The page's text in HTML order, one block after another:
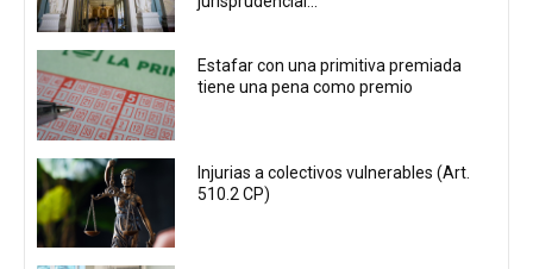
Estafar con una primitiva premiada
tiene una pena como premio
Injurias a colectivos vulnerables (Art.
510.2 CP)